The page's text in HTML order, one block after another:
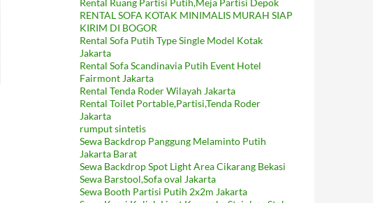
Rental Ruang Partisi Putih,Meja Partisi Depok
RENTAL SOFA KOTAK MINIMALIS MURAH SIAP
KIRIM DI BOGOR
Rental Sofa Putih Type Single Model Kotak
Jakarta
Rental Sofa Scandinavia Putih Event Hotel
Fairmont Jakarta
Rental Tenda Roder Wilayah Jakarta
Rental Toilet Portable,Partisi,Tenda Roder
Jakarta
rumput sintetis
Sewa Backdrop Panggung Melaminto Putih
Jakarta Barat
Sewa Backdrop Spot Light Area Cikarang Bekasi
Sewa Barstool,Sofa oval Jakarta
Sewa Booth Partisi Putih 2x2m Jakarta